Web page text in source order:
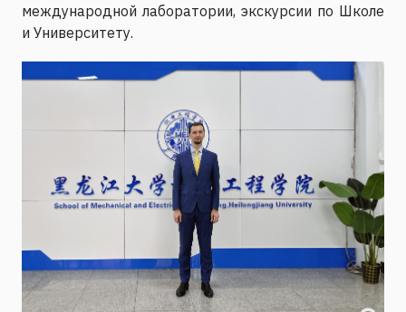
международной лаборатории, экскурсии по Школе
и Университету.